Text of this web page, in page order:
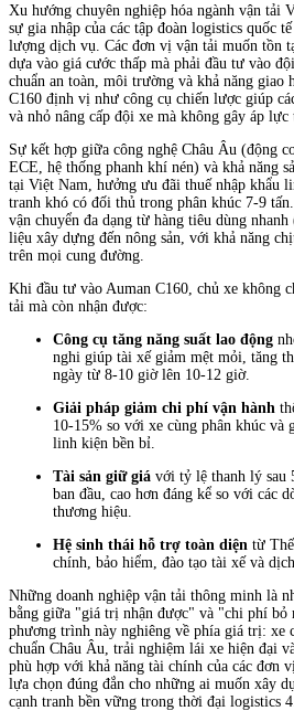
Xu hướng chuyên nghiệp hóa ngành vận tải
sự gia nhập của các tập đoàn logistics quốc
lượng dịch vụ. Các đơn vị vận tải muốn tồn
dựa vào giá cước thấp mà phải đầu tư vào
chuẩn an toàn, môi trường và khả năng giao
C160 định vị như công cụ chiến lược giúp
và nhỏ nâng cấp đội xe mà không gây áp lực
Sự kết hợp giữa công nghệ Châu Âu (động
ECE, hệ thống phanh khí nén) và khả năng
tại Việt Nam, hưởng ưu đãi thuế nhập khẩu
tranh khó có đối thủ trong phân khúc 7-9
vận chuyển đa dạng từ hàng tiêu dùng
liệu xây dựng đến nông sản, với khả năng
trên mọi cung đường.
Khi đầu tư vào Auman C160, chủ xe không
tải mà còn nhận được:
Công cụ tăng năng suất lao động
nghi giúp tài xế giảm mệt mỏi, tăng
ngày từ 8-10 giờ lên 10-12 giờ.
Giải pháp giảm chi phí vận hành
10-15% so với xe cùng phân khúc và
linh kiện bền bỉ.
Tài sản giữ giá với tỷ lệ thanh lý sau
ban đầu, cao hơn đáng kể so với các
thương hiệu.
Hệ sinh thái hỗ trợ toàn diện từ
chính, bảo hiểm, đào tạo tài xế và
Những doanh nghiệp vận tải thông minh là
bằng giữa "giá trị nhận được" và "chi phí bỏ
phương trình này nghiêng về phía giá trị: xe
chuẩn Châu Âu, trải nghiệm lái xe hiện đại
phù hợp với khả năng tài chính của các đơn
lựa chọn đúng đắn cho những ai muốn xây
cạnh tranh bền vững trong thời đại logistics